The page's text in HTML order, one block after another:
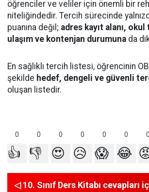
öğrenciler ve veliler için önemli bir
niteliğindedir. Tercih sürecinde
puanına değil; adres kayıt alanı,
ulaşım ve kontenjan durumuna da
En sağlıklı tercih listesi, öğrencinin
şekilde hedef, dengeli ve güvenli
oluşan listedir.
0 0 0 0 0 0 0
👍 👎 😍 😥 😱 😂
◁ 10. Sınıf Ders Kitabı cevapları